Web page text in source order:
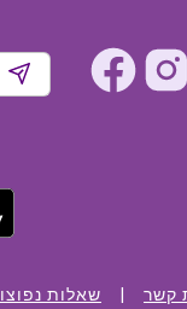
שאלות קשר